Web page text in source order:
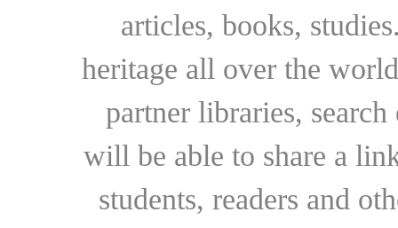
articles, books,
heritage all over the
partner libraries,
will be able to share a
students, readers and